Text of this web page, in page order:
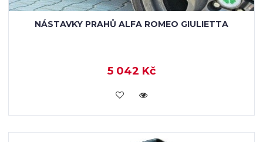
NÁSTAVKY PRAHŮ ALFA ROMEO GIULIETTA
5 042 Kč
KOUPIT